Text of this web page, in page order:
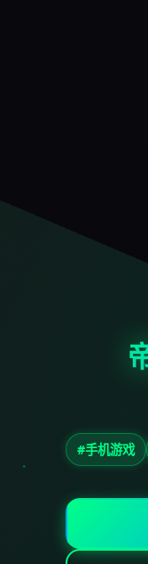
#手机游戏